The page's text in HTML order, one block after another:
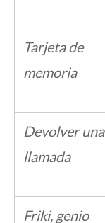
Tarjeta de
memoria
Devolver una
llamada
Friki, genio